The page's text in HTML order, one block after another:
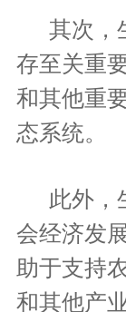
其次，
存至关重
和其他重
态系统。
此外，
会经济发
助于支持
和其他产